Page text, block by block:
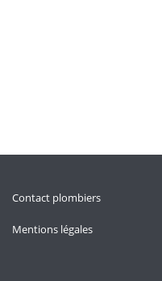
Contact plombiers
Mentions légales